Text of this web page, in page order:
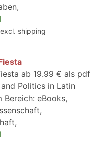
excl. shipping
ab 19.99 € als pdf
Politics in Latin
Bereich: eBooks,